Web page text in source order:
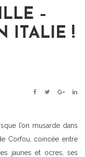
–
ITALIE !
FACEBOOK
TWITTER
l’on musarde dans
Corfou, coincée entre
jaunes et ocres, ses